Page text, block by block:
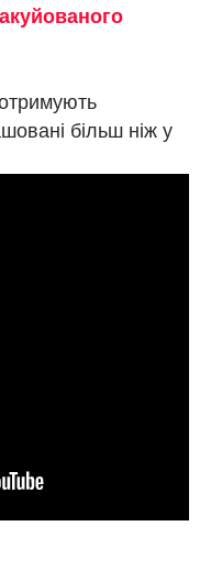
більш ніж у